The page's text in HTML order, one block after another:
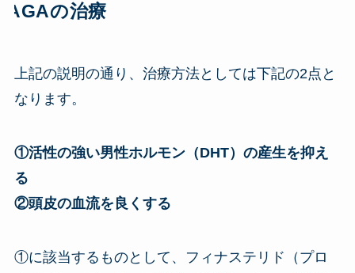
AGAの治療
上記の説明の通り、治療方法としては下記の2点と
なります。
①活性の強い男性ホルモン（DHT）の産生を抑え
る
②頭皮の血流を良くする
①に該当するものとして、フィナステリド（プロ